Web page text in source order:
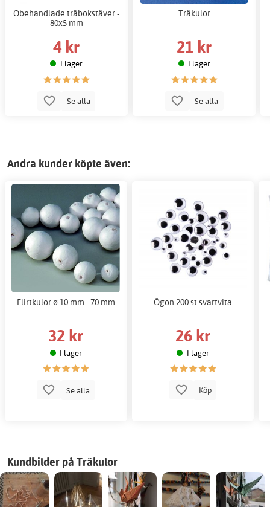
Obehandlade träbokstäver -
80x5 mm
4 kr
I lager
Se alla
Träkulor
21 kr
I lager
Se alla
Andra kunder köpte även:
Flirtkulor ø 10 mm - 70 mm
32 kr
I lager
Se alla
Ögon 200 st svartvita
26 kr
I lager
Köp
Kundbilder på Träkulor